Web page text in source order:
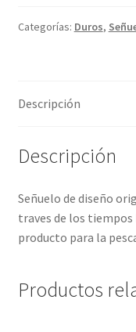
Categorías: Duros,
Descripción
Descripción
Señuelo de diseño
traves de los
producto para la
Productos